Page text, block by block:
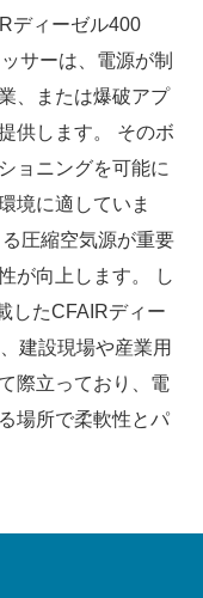
ディーゼル400
サーは、電源が制
、または爆破アプ
供します。 そのボ
ョニングを可能に
境に適していま
圧縮空気源が重要
が向上します。 し
したCFAIRディー
建設現場や産業用
際立っており、電
場所で柔軟性とパ